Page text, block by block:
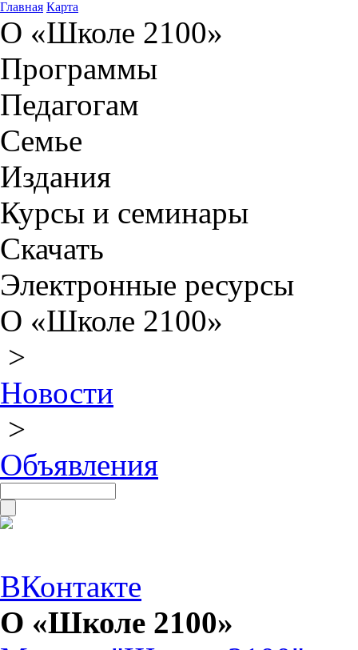
Главная Карта
О «Школе 2100»
Программы
Педагогам
Семье
Издания
Курсы и семинары
Скачать
Электронные ресурсы
О «Школе 2100»
>
Новости
>
Объявления
ВКонтакте
О «Школе 2100»